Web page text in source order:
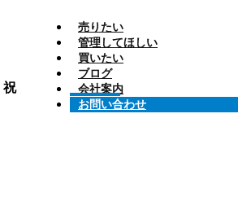
祝
売りたい
管理してほしい
買いたい
ブログ
会社案内
お問い合わせ